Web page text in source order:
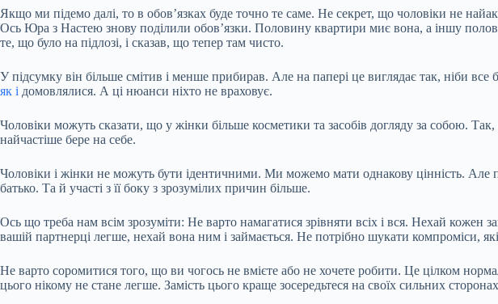
Якщо ми підемо далі, то в обов’язках буде точно те саме. Не секрет, що чоловіки не
Ось Юра з Настею знову поділили обов’язки. Половину квартири миє вона, а іншу
те, що було на підлозі, і сказав, що тепер там чисто.
У підсумку він більше смітив і менше прибирав. Але на папері це виглядає так, ніби
як і домовлялися. А ці нюанси ніхто не враховує.
Чоловіки можуть сказати, що у жінки більше косметики та засобів догляду за собою.
найчастіше бере на себе.
Чоловіки і жінки не можуть бути ідентичними. Ми можемо мати однакову цінність. Але
батько. Та й участі з її боку з зрозумілих причин більше.
Ось що треба нам всім зрозуміти: Не варто намагатися зрівняти всіх і вся. Нехай
вашій партнерці легше, нехай вона ним і займається. Не потрібно шукати компроміси,
Не варто соромитися того, що ви чогось не вмієте або не хочете робити. Це цілком
цього нікому не стане легше. Замість цього краще зосередьтеся на своїх сильних